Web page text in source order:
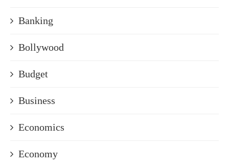
Banking
Bollywood
Budget
Business
Economics
Economy